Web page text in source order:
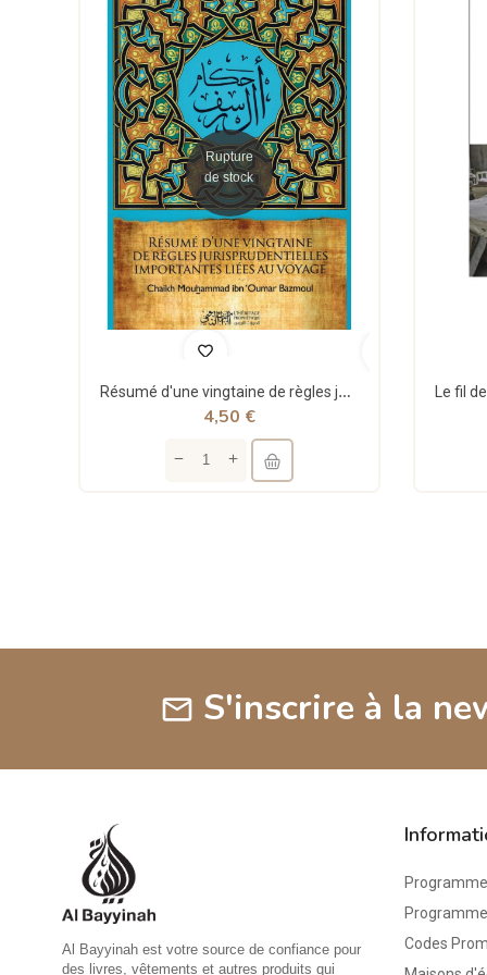
Rupture
de stock
Résumé d'une vingtaine de règles jurisprudentielles liées au voyage - Bazmoul - Héritage...
4,50 €
mail S'inscrire à la
Al Bayyinah est votre source de confiance pour
des livres, vêtements et autres produits qui
Codes